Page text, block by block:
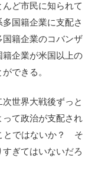
ど市民に知られて
国籍企業に支配さ
籍企業のコバンザ
籍企業が米国以上の
できる。
世界大戦後ずっと
て政治が支配され
とではないか？ そ
ぎてはいないだろ